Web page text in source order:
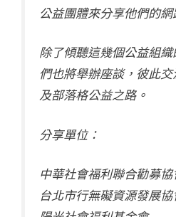
公益團體來分享他們的網
除了傾聽這幾個公益組
們也將舉辦座談，彼此
及部落格公益之路。
分享單位：
中華社會福利聯合勸募協
台北市行無礙資源發展協